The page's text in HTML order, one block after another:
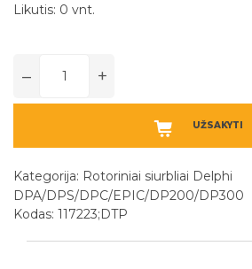
Likutis: 0 vnt.
– +
UŽSAKYTI
Kategorija: Rotoriniai siurbliai Delphi
DPA/DPS/DPC/EPIC/DP200/DP300
Kodas: 117223;DTP